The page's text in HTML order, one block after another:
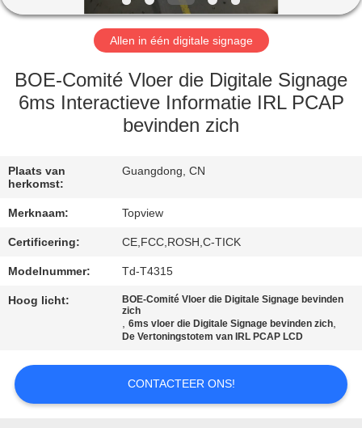
FABRIEKSREIS
KWALITEITSCONTROLE
CONTACTEER
VERZOEK
OM EEN
CITAAT
PRIVACY
Allen in één digitale signage
BOE-Comité Vloer die Digitale Signage
6ms Interactieve Informatie IRL PCAP
bevinden zich
Plaats van
herkomst:
Guangdong, CN
Merknaam: Topview
Certificering: CE,FCC,ROSH,C-TICK
Modelnummer: Td-T4315
Hoog licht:
BOE-Comité Vloer die Digitale Signage bevinden
zich
,6ms vloer die Digitale Signage bevinden zich,
De Vertoningstotem van IRL PCAP LCD
CONTACTEER ONS!